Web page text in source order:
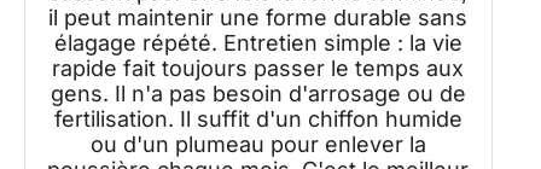
il peut maintenir une forme durable sans
élagage répété. Entretien simple : la vie
rapide fait toujours passer le temps aux
gens. Il n'a pas besoin d'arrosage ou de
fertilisation. Il suffit d'un chiffon humide
ou d'un plumeau pour enlever la